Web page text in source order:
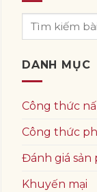
DANH MỤC
Công thức
Công thức
Đánh giá sản
Khuyến mại